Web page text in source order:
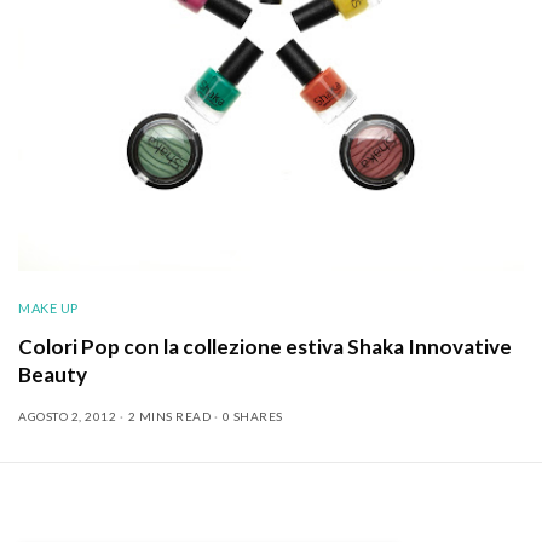
MAKE UP
Colori Pop con la collezione estiva Shaka Innovative
Beauty
AGOSTO 2, 2012 2 MINS READ 0 SHARES